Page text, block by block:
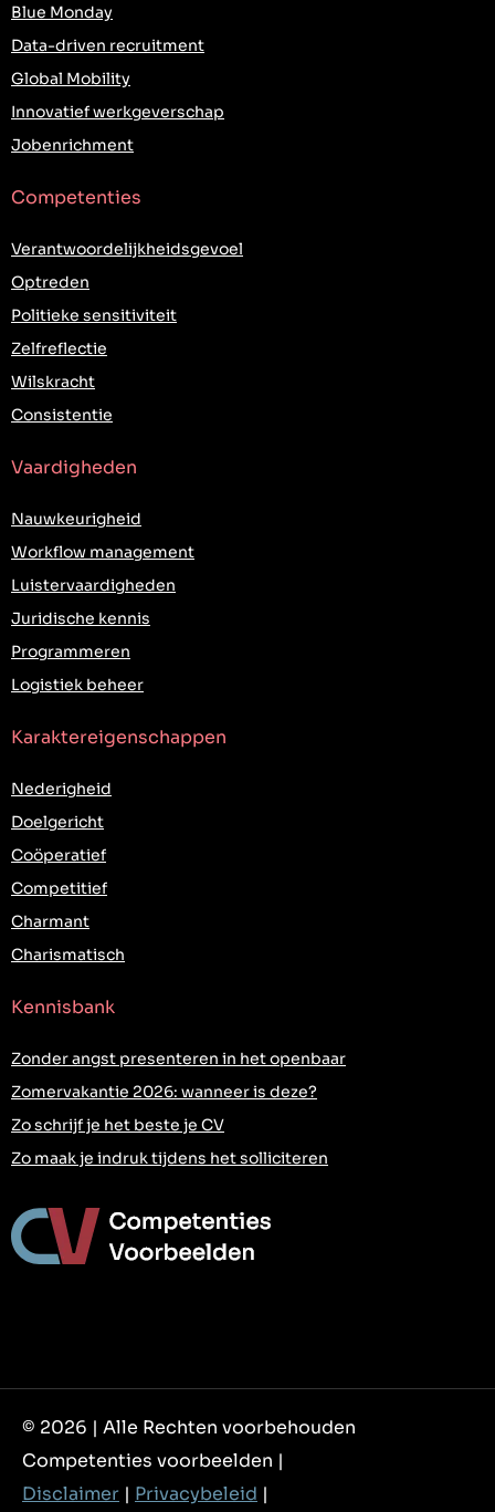
Blue Monday
Data-driven recruitment
Global Mobility
Innovatief werkgeverschap
Jobenrichment
Competenties
Verantwoordelijkheidsgevoel
Optreden
Politieke sensitiviteit
Zelfreflectie
Wilskracht
Consistentie
Vaardigheden
Nauwkeurigheid
Workflow management
Luistervaardigheden
Juridische kennis
Programmeren
Logistiek beheer
Karaktereigenschappen
Nederigheid
Doelgericht
Coöperatief
Competitief
Charmant
Charismatisch
Kennisbank
Zonder angst presenteren in het openbaar
Zomervakantie 2026: wanneer is deze?
Zo schrijf je het beste je CV
Zo maak je indruk tijdens het solliciteren
© 2026 | Alle Rechten voorbehouden
Competenties voorbeelden |
Disclaimer | Privacybeleid |